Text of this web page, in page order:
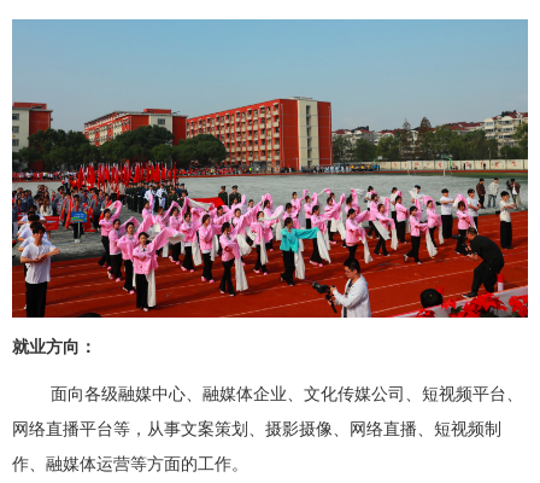
就业方向：
面向各级融媒中心、融媒体企业、文化传媒公司、短视频平台、
网络直播平台等，从事文案策划、摄影摄像、网络直播、短视频制
作、融媒体运营等方面的工作。